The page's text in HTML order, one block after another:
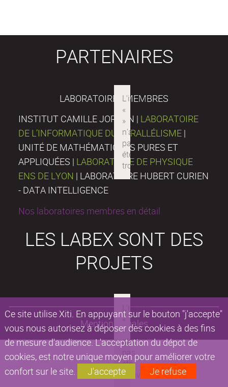
Ce site utilise Xiti. En appuyant sur le bouton "j'accepte"
vous nous autorisez à déposer des cookies à des fins
de mesure d'audience. L'acceptation du dépot de
cookies, est notre unique moyen pour améliorer votre
confort sur le site.
J'accepte Je refuse
PARTENAIRES
LABORATOIRES MEMBRES
INSTITUT CAMILLE JORDAN | LABORATOIRE
DE L’INFORMATIQUE DU PARALLÉLISME |
UNITÉ DE MATHÉMATIQUES PURES ET
APPLIQUÉES | LABORATOIRE DE PHYSIQUE
ENS DE LYON | LABORATOIRE HUBERT CURIEN
- DATA INTELLIGENCE
Nos laboratoires membres en détail
LES LABEX SONT DES
PROJETS
Mentions légales